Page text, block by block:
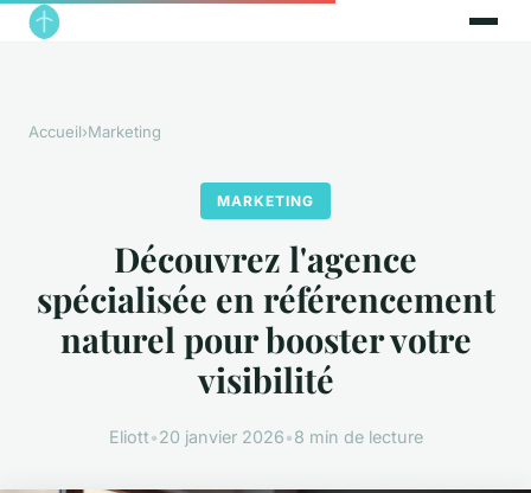
Accueil›Marketing
MARKETING
Découvrez l'agence
spécialisée en référencement
naturel pour booster votre
visibilité
Eliott•20 janvier 2026•8 min de lecture